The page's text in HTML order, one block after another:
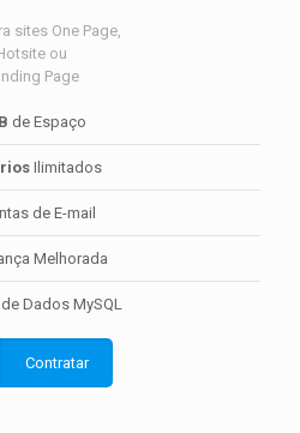
sites One Page,
ou
Page
de Espaço
Ilimitados
de E-mail
Melhorada
Dados MySQL
Contratar